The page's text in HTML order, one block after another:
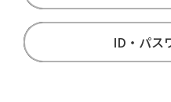
ID・パス